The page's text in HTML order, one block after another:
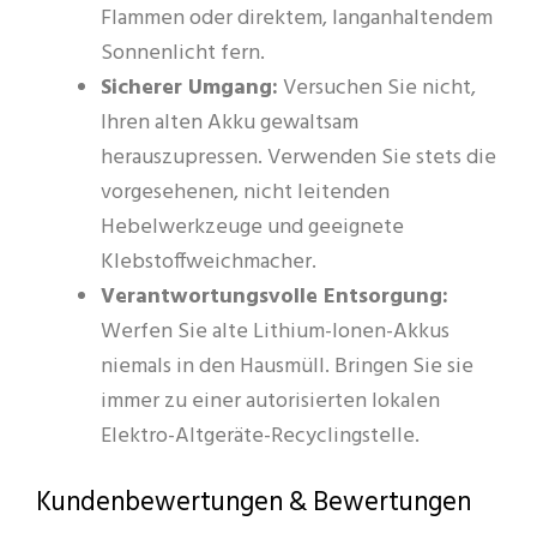
Flammen oder direktem, langanhaltendem
Sonnenlicht fern.
Sicherer Umgang:Versuchen Sie nicht,
Ihren alten Akku gewaltsam
herauszupressen. Verwenden Sie stets die
vorgesehenen, nicht leitenden
Hebelwerkzeuge und geeignete
Klebstoffweichmacher.
Verantwortungsvolle Entsorgung:
Werfen Sie alte Lithium-Ionen-Akkus
niemals in den Hausmüll. Bringen Sie sie
immer zu einer autorisierten lokalen
Elektro-Altgeräte-Recyclingstelle.
Kundenbewertungen & Bewertungen